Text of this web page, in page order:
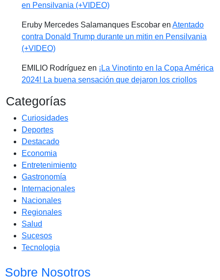
en Pensilvania (+VIDEO)
Eruby Mercedes Salamanques Escobar en Atentado
contra Donald Trump durante un mitin en Pensilvania
(+VIDEO)
EMILIO Rodríguez en ¡La Vinotinto en la Copa América
2024! La buena sensación que dejaron los criollos
Categorías
Curiosidades
Deportes
Destacado
Economia
Entretenimiento
Gastronomía
Internacionales
Nacionales
Regionales
Salud
Sucesos
Tecnologia
Sobre Nosotros